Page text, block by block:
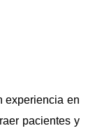
experiencia en
pacientes y